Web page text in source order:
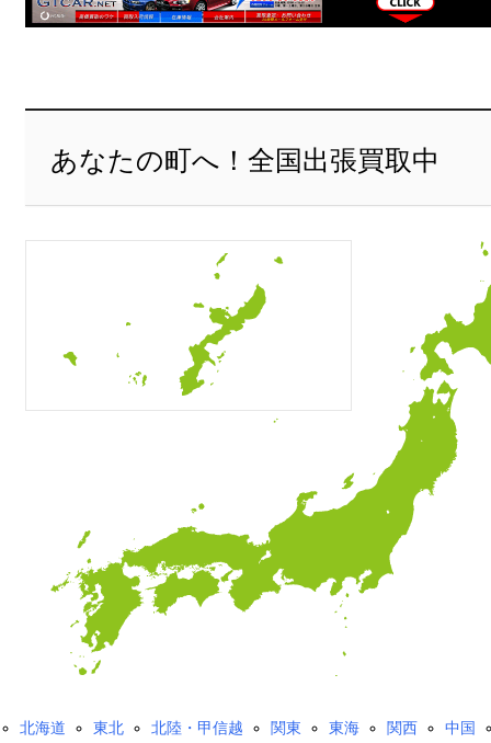
あなたの町へ！全国出張買取中
北海道 東北 北陸・甲信越 関東 東海 関西 中国